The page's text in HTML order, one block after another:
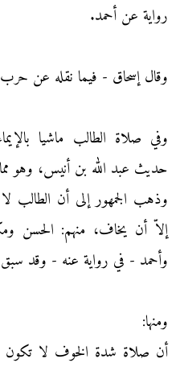
رواية عن أحمد.
وقال إسحاق - فيما نقله عن
وفي صلاة الطالب ماشيا
حديث عبد الله بن أنيس، وهو
وذهب الجمهور إلى أن الطالب
إلاّ أن يخاف، منهم: الحسن
وأحمد - في رواية عنه - وقد
ومنها:
أن صلاة شدة الخوف لا تكون